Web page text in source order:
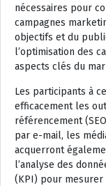
nécessaires pour
campagnes
objectifs et du
l’optimisation des
aspects clés du
Les participants à
efficacement les
référencement
par e-mail, les
acquerront
l’analyse des
(KPI) pour mesurer